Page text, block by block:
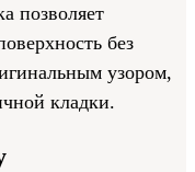
позволяет
без
узором,
кладки.